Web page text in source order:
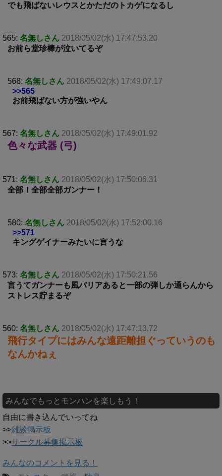
でも飛ばないレウスとかただのトカゲになるし
565: 名無しさん 2018/05/02(水) 17:47:53.20
お前ら堂珍棒が泣いてるぞ
568: 名無しさん 2018/05/02(水) 17:49:07.17
>>565
お前飛ばない方が強いやん
567: 名無しさん 2018/05/02(水) 17:49:01.92
色々な武器 (弓)
571: 名無しさん 2018/05/02(水) 17:50:06.31
全部！全部全部ガンナー！
580: 名無しさん 2018/05/02(水) 17:52:00.16
>>571
キングゲイナーみたいに言うな
573: 名無しさん 2018/05/02(水) 17:50:21.56
言うてガンナーも風バリアあると一部の弾しか通らんから
ストレス貯まるぞ
560: 名無しさん 2018/05/02(水) 17:47:13.72
飛行タイプにはみんな遠距離担ぐっていうのも
なんかねぇ
みんなでもっとモンハンを楽しもう！
自由に書き込んでいってね
>>雑談掲示板
>>サークル募集掲示板
みんなのコメントを見る！